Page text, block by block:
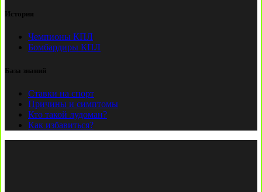
История
Чемпионы КПЛ
Бомбардиры КПЛ
База знаний
Ставки на спорт
Причины и симптомы
Кто такой лудоман?
Как избавиться?